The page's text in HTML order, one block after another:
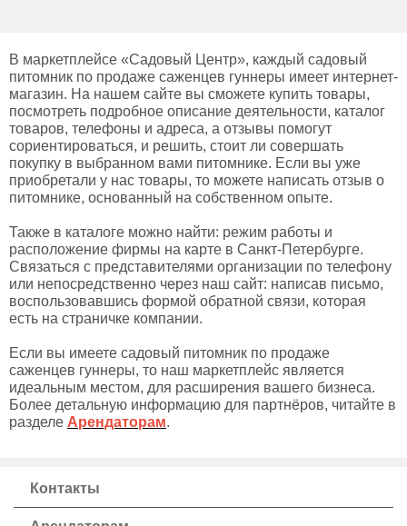
В маркетплейсе «Садовый Центр», каждый садовый
питомник по продаже саженцев гуннеры имеет интернет-
магазин. На нашем сайте вы сможете купить товары,
посмотреть подробное описание деятельности, каталог
товаров, телефоны и адреса, а отзывы помогут
сориентироваться, и решить, стоит ли совершать
покупку в выбранном вами питомнике. Если вы уже
приобретали у нас товары, то можете написать отзыв о
питомнике, основанный на собственном опыте.
Также в каталоге можно найти: режим работы и
расположение фирмы на карте в Санкт-Петербурге.
Связаться с представителями организации по телефону
или непосредственно через наш сайт: написав письмо,
воспользовавшись формой обратной связи, которая
есть на страничке компании.
Если вы имеете садовый питомник по продаже
саженцев гуннеры, то наш маркетплейс является
идеальным местом, для расширения вашего бизнеса.
Более детальную информацию для партнёров, читайте в
разделе Арендаторам.
Контакты